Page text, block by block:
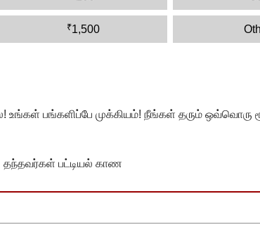
₹1,500
பங்களிப்பே முக்கியம்! நீங்கள் தரும் ஒவ்வொரு
தந்தவர்கள் பட்டியல் காண